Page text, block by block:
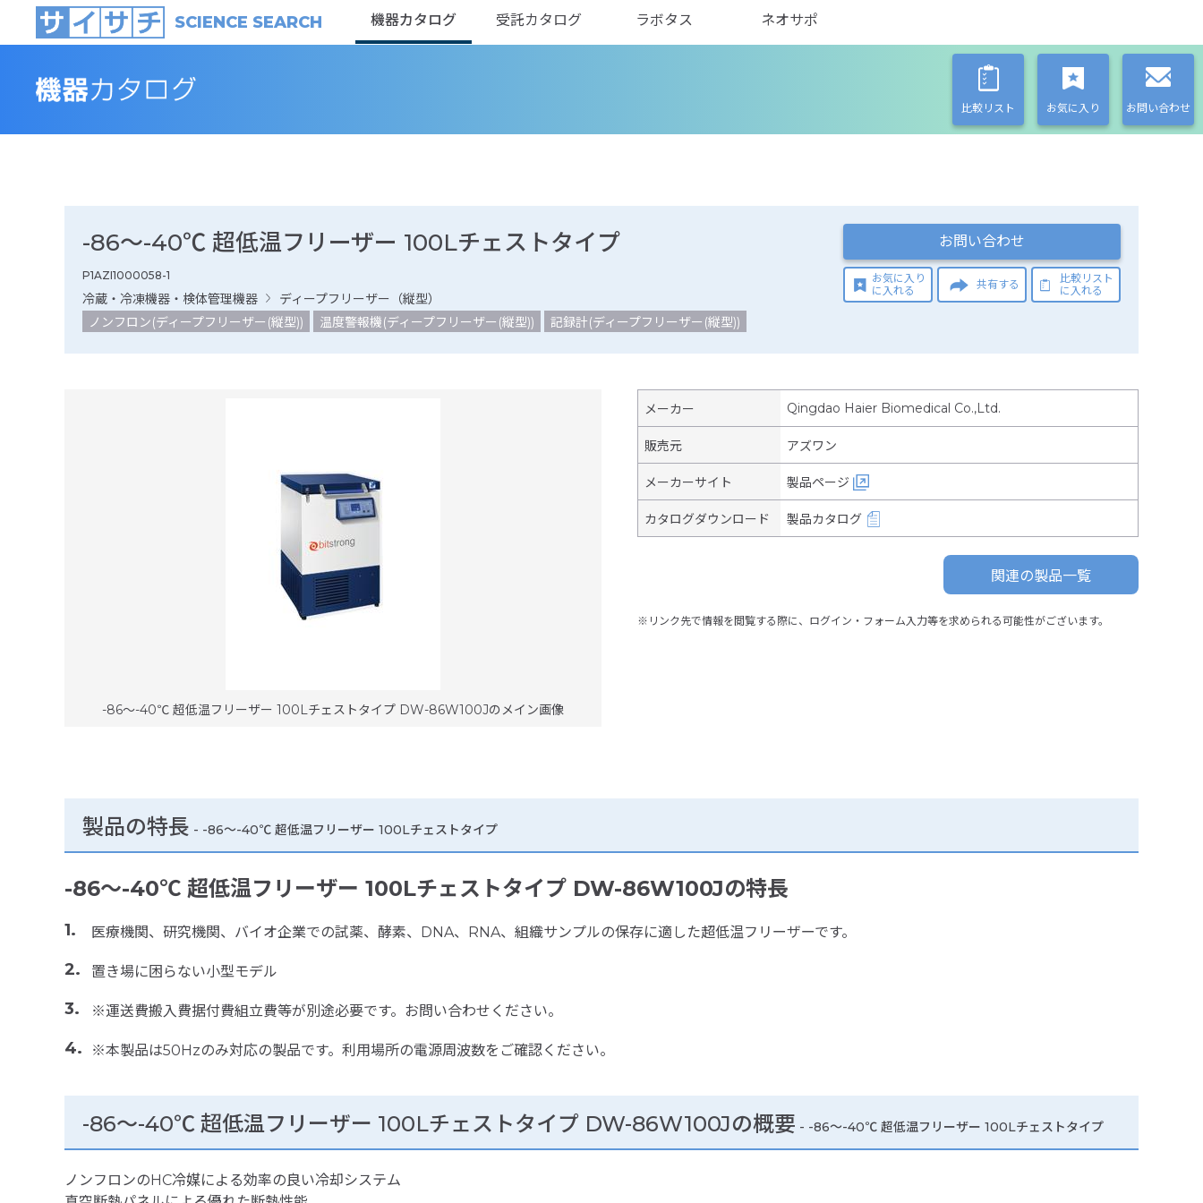
SCIENCE SEARCH 機器カタログ 受託カタログ ラボタス ネオサポ
比較リスト お気に入り お問い合わせ
-86～-40℃ 超低温フリーザー 100Lチェストタイプ
P1AZI1000058-1
冷蔵・冷凍機器・検体管理機器
ディープフリーザー（縦型）
ノンフロン(ディープフリーザー(縦型))
温度警報機(ディープフリーザー(縦型)) 記録計(ディープフリーザー(縦型))
お問い合わせ
お気に入り
に入れる
共有する
比較リスト
に入れる
-86～-40℃ 超低温フリーザー 100Lチェストタイプ DW-86W100Jのメイン画像
メーカー Qingdao Haier Biomedical Co.,Ltd.
販売元 アズワン
メーカーサイト 製品ページ
カタログダウンロード 製品カタログ
関連の製品一覧
※リンク先で情報を閲覧する際に、ログイン・フォーム入力等を求められる可能性がございます。
製品の特長 - -86～-40℃ 超低温フリーザー 100Lチェストタイプ
-86～-40℃ 超低温フリーザー 100Lチェストタイプ DW-86W100Jの特長
医療機関、研究機関、バイオ企業での試薬、酵素、DNA、RNA、組織サンプルの保存に適した超低温フリーザーです。
置き場に困らない小型モデル
※運送費搬入費据付費組立費等が別途必要です。お問い合わせください。
※本製品は50Hzのみ対応の製品です。利用場所の電源周波数をご確認ください。
-86～-40℃ 超低温フリーザー 100Lチェストタイプ DW-86W100Jの概要 - -86～-40℃ 超低温フリーザー 100Lチェストタイプ
ノンフロンのHC冷媒による効率の良い冷却システム